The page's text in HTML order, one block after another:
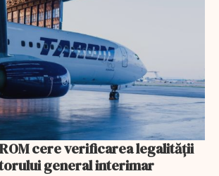
cere verificarea legalității
general interimar